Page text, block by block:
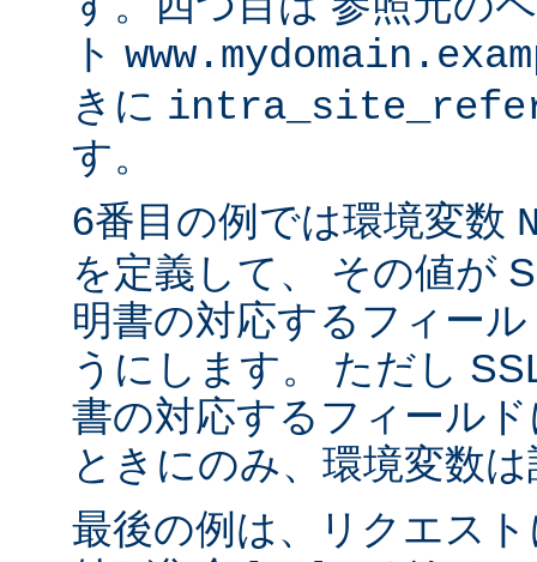
ト
きに
す。
6番目の例では環境変数
を定義して、 その値が
明書の対応するフィー
うにします。 ただし
書の対応するフィール
ときにのみ、環境変数
最後の例は、リクエス